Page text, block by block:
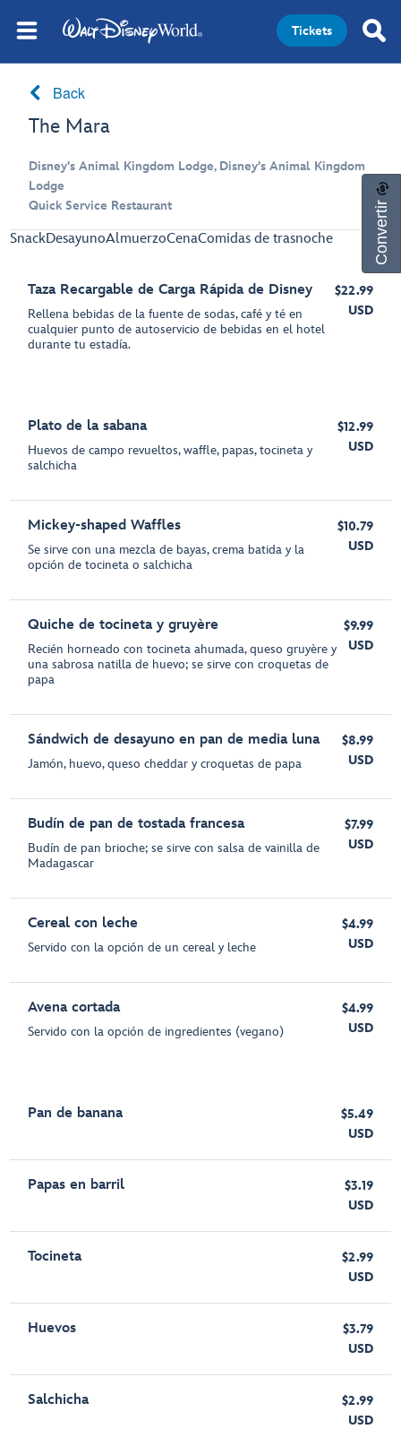
Tickets
Back
The Mara
Disney's Animal Kingdom Lodge, Disney's Animal Kingdom
Lodge
Quick Service Restaurant
SnackDesayunoAlmuerzoCenaComidas de trasnoche
Taza Recargable de Carga Rápida de Disney
Rellena bebidas de la fuente de sodas, café y té en
cualquier punto de autoservicio de bebidas en el hotel
durante tu estadía.
$22.99
USD
Plato de la sabana
Huevos de campo revueltos, waffle, papas, tocineta y
salchicha
$12.99
USD
Mickey-shaped Waffles
Se sirve con una mezcla de bayas, crema batida y la
opción de tocineta o salchicha
$10.79
USD
Quiche de tocineta y gruyère
Recién horneado con tocineta ahumada, queso gruyère y
una sabrosa natilla de huevo; se sirve con croquetas de
papa
$9.99
USD
Sándwich de desayuno en pan de media luna
Jamón, huevo, queso cheddar y croquetas de papa
$8.99
USD
Budín de pan de tostada francesa
Budín de pan brioche; se sirve con salsa de vainilla de
Madagascar
$7.99
USD
Cereal con leche
Servido con la opción de un cereal y leche
$4.99
USD
Avena cortada
Servido con la opción de ingredientes (vegano)
$4.99
USD
Pan de banana
$5.49
USD
Papas en barril
$3.19
USD
Tocineta
$2.99
USD
Huevos
$3.79
USD
Salchicha
$2.99
USD
Convertir